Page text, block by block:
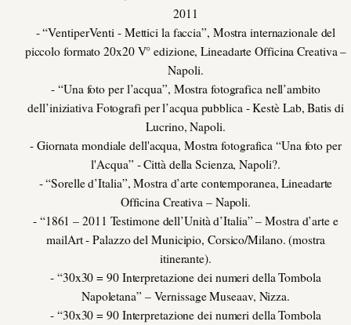
2011
- “VentiperVenti - Mettici la faccia”, Mostra internazionale del
piccolo formato 20x20 V° edizione, Lineadarte Officina Creativa –
Napoli.
- “Una foto per l’acqua”, Mostra fotografica nell’ambito
dell’iniziativa Fotografi per l’acqua pubblica - Kestè Lab, Batis di
Lucrino, Napoli.
- Giornata mondiale dell'acqua, Mostra fotografica “Una foto per
l'Acqua” - Città della Scienza, Napoli?.
- “Sorelle d’Italia”, Mostra d’arte contemporanea, Lineadarte
Officina Creativa – Napoli.
- “1861 – 2011 Testimone dell’Unità d’Italia” – Mostra d’arte e
mailArt - Palazzo del Municipio, Corsico/Milano. (mostra
itinerante).
- “30x30 = 90 Interpretazione dei numeri della Tombola
Napoletana” – Vernissage Museaav, Nizza.
- “30x30 = 90 Interpretazione dei numeri della Tombola